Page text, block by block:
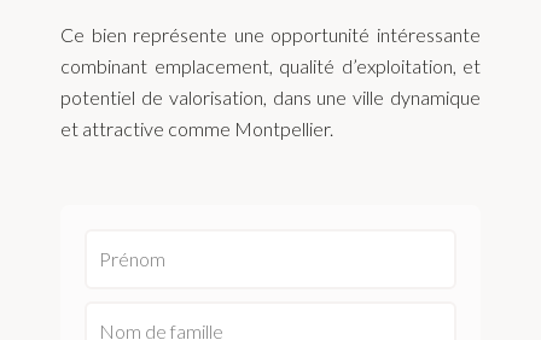
Ce bien représente une opportunité intéressante
combinant emplacement, qualité d’exploitation, et
potentiel de valorisation, dans une ville dynamique
et attractive comme Montpellier.